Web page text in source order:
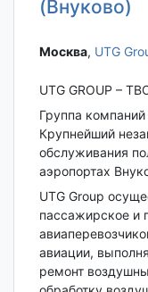
(Внуково)
Москва‎, UTG
UTG GROUP –
Группа
Крупнейший
обслуживания
аэропортах
UTG Group
пассажирское и
авиации,
ремонт